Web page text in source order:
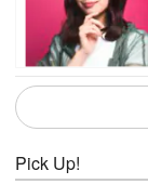
Pick Up!